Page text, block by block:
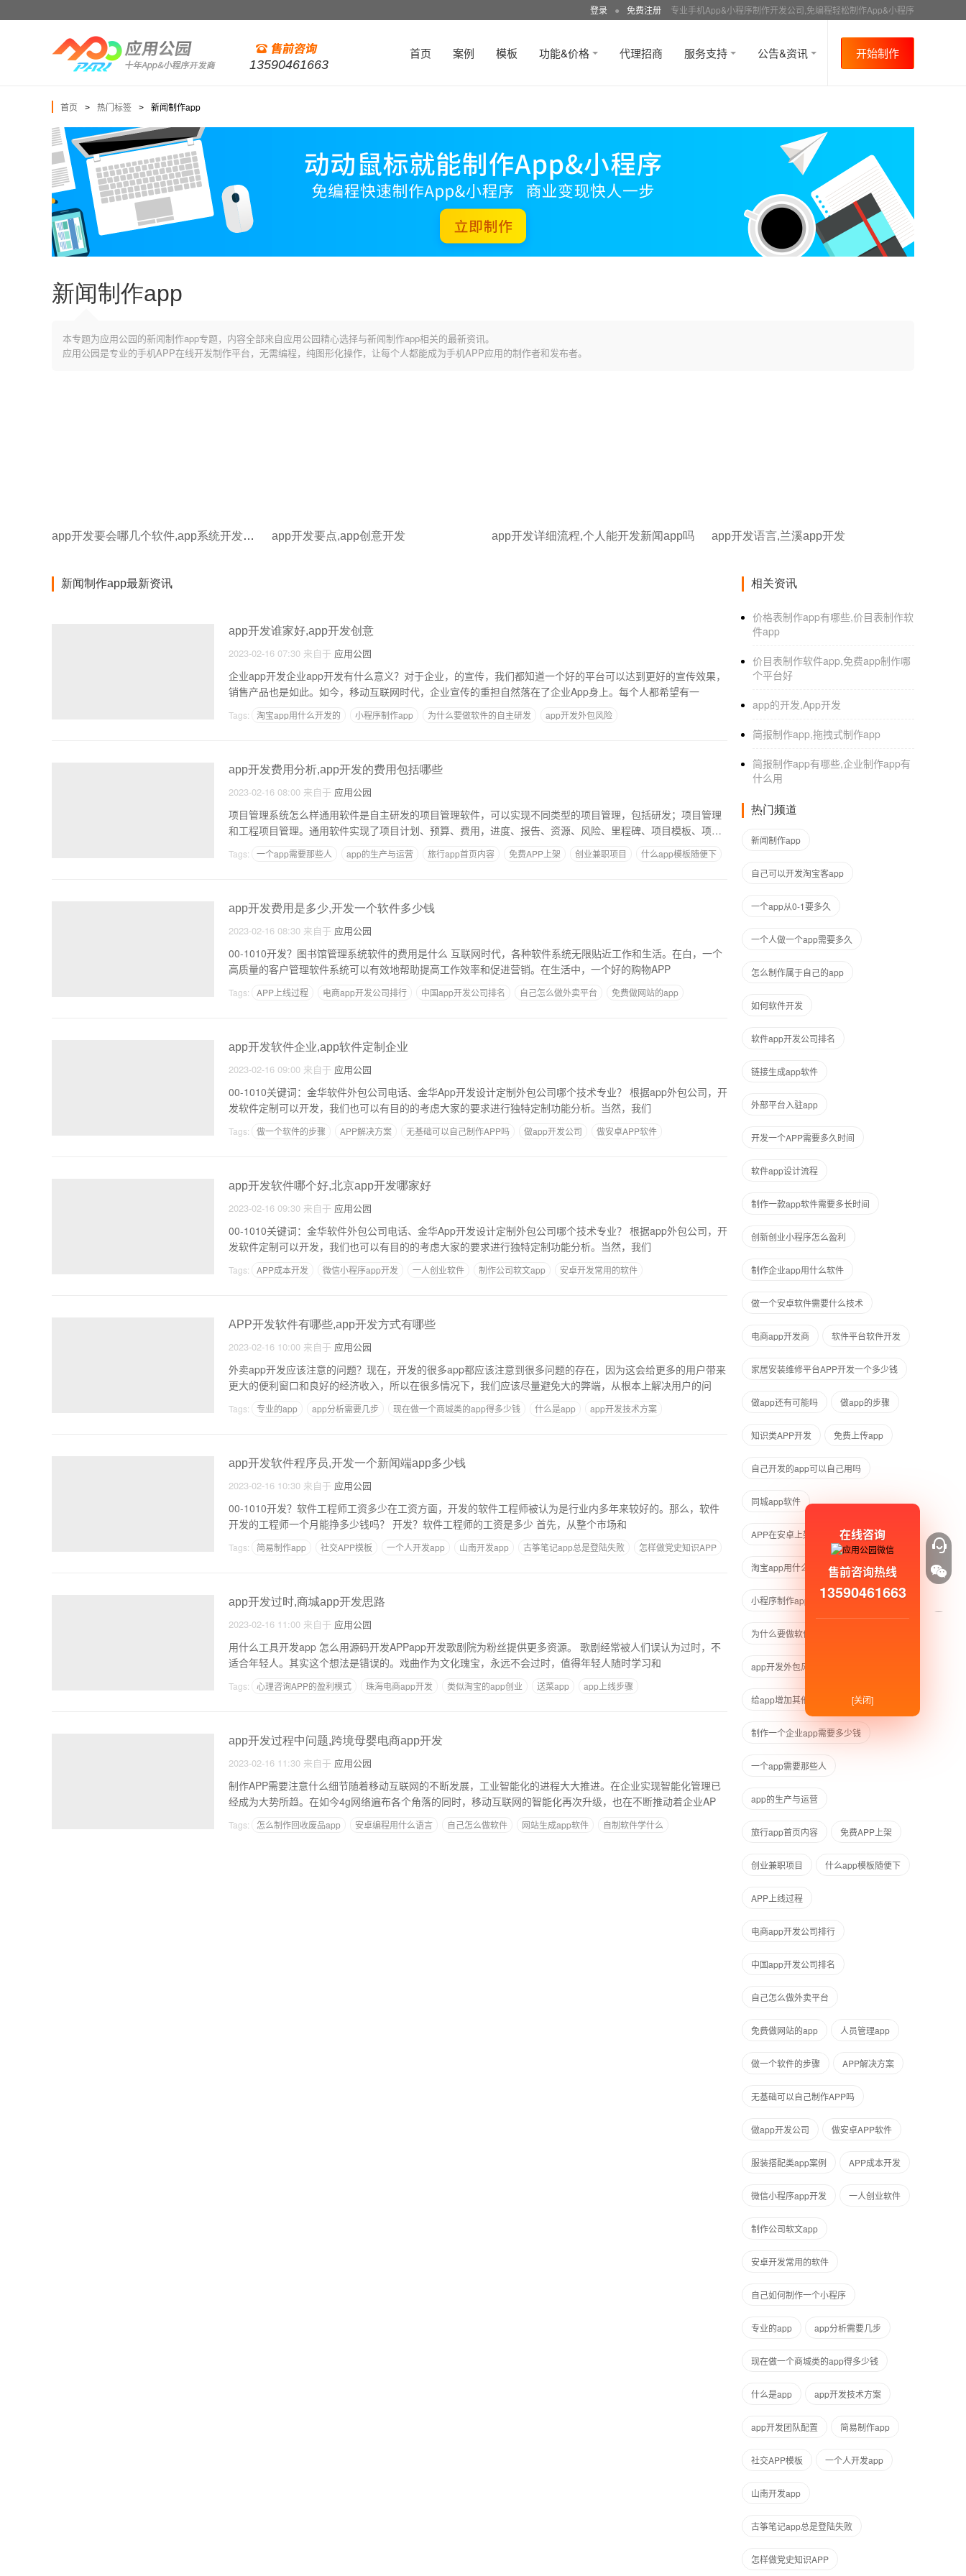
登录 ● 免费注册 专业手机App&小程序制作开发公司,免编程轻松制作App&小程序
13590461663
首页 案例 模板 功能&价格 代理招商 服务支持 公告&资讯 开始制作
首页 > 热门标签 > 新闻制作app
新闻制作app
本专题为应用公园的新闻制作app专题，内容全部来自应用公园精心选择与新闻制作app相关的最新资讯。
应用公园是专业的手机APP在线开发制作平台，无需编程，纯图形化操作，让每个人都能成为手机APP应用的制作者和发布者。
app开发要会哪几个软件,app系统开发新闻 app开发要点,app创意开发 app开发详细流程,个人能开发新闻app吗 app开发语言,兰溪app开发
新闻制作app最新资讯
app开发谁家好,app开发创意
2023-02-16 07:30 来自于 应用公园
企业app开发企业app开发有什么意义？对于企业，的宣传，我们都知道一个好的平台可以达到更好的宣传效果，
销售产品也是如此。如今，移动互联网时代，企业宣传的重担自然落在了企业App身上。每个人都希望有一
Tags: 淘宝app用什么开发的 小程序制作app 为什么要做软件的自主研发
app开发外包风险
app开发费用分析,app开发的费用包括哪些
2023-02-16 08:00 来自于 应用公园
项目管理系统怎么样通用软件是自主研发的项目管理软件，可以实现不同类型的项目管理，包括研发；项目管理
和工程项目管理。通用软件实现了项目计划、预算、费用，进度、报告、资源、风险、里程碑、项目模板、项目
Tags: 一个app需要那些人 app的生产与运营 旅行app首页内容 免费APP上架 创业兼职项目 什么app模板随便下
app开发费用是多少,开发一个软件多少钱
2023-02-16 08:30 来自于 应用公园
00-1010开发？图书馆管理系统软件的费用是什么 互联网时代，各种软件系统无限贴近工作和生活。在白，一个
高质量的客户管理软件系统可以有效地帮助提高工作效率和促进营销。在生活中，一个好的购物APP
Tags: APP上线过程 电商app开发公司排行 中国app开发公司排名 自己怎么做外卖平台
免费做网站的app
app开发软件企业,app软件定制企业
2023-02-16 09:00 来自于 应用公园
00-1010关键词：金华软件外包公司电话、金华App开发设计定制外包公司哪个技术专业？ 根据app外包公司，开
发软件定制可以开发，我们也可以有目的的考虑大家的要求进行独特定制功能分析。当然，我们
Tags: 做一个软件的步骤 APP解决方案 无基础可以自己制作APP吗 做app开发公司
做安卓APP软件
app开发软件哪个好,北京app开发哪家好
2023-02-16 09:30 来自于 应用公园
00-1010关键词：金华软件外包公司电话、金华App开发设计定制外包公司哪个技术专业？ 根据app外包公司，开
发软件定制可以开发，我们也可以有目的的考虑大家的要求进行独特定制功能分析。当然，我们
Tags: APP成本开发 微信小程序app开发 一人创业软件 制作公司软文app
安卓开发常用的软件
APP开发软件有哪些,app开发方式有哪些
2023-02-16 10:00 来自于 应用公园
外卖app开发应该注意的问题？现在，开发的很多app都应该注意到很多问题的存在，因为这会给更多的用户带来
更大的便利窗口和良好的经济收入，所以在很多情况下，我们应该尽量避免大的弊端，从根本上解决用户的问
Tags: 专业的app app分析需要几步 现在做一个商城类的app得多少钱 什么是app
app开发技术方案
app开发软件程序员,开发一个新闻端app多少钱
2023-02-16 10:30 来自于 应用公园
00-1010开发？软件工程师工资多少在工资方面，开发的软件工程师被认为是行业内多年来较好的。那么，软件
开发的工程师一个月能挣多少钱吗？ 开发？软件工程师的工资是多少 首先，从整个市场和
Tags: 简易制作app 社交APP模板 一个人开发app 山南开发app 古筝笔记app总是登陆失败 怎样做党史知识APP
app开发过时,商城app开发思路
2023-02-16 11:00 来自于 应用公园
用什么工具开发app 怎么用源码开发APPapp开发歌剧院为粉丝提供更多资源。 歌剧经常被人们误认为过时，不
适合年轻人。其实这个想法是错误的。戏曲作为文化瑰宝，永远不会过时，值得年轻人随时学习和
Tags: 心理咨询APP的盈利模式 珠海电商app开发 类似淘宝的app创业 送菜app
app上线步骤
app开发过程中问题,跨境母婴电商app开发
2023-02-16 11:30 来自于 应用公园
制作APP需要注意什么细节随着移动互联网的不断发展，工业智能化的进程大大推进。在企业实现智能化管理已
经成为大势所趋。在如今4g网络遍布各个角落的同时，移动互联网的智能化再次升级，也在不断推动着企业AP
Tags: 怎么制作回收废品app 安卓编程用什么语言 自己怎么做软件 网站生成app软件
自制软件学什么
相关资讯
价格表制作app有哪些,价目表制作软
件app
价目表制作软件app,免费app制作哪
个平台好
app的开发,App开发
简报制作app,拖拽式制作app
简报制作app有哪些,企业制作app有
什么用
热门频道
新闻制作app
自己可以开发淘宝客app
一个app从0-1要多久
一个人做一个app需要多久
怎么制作属于自己的app
如何软件开发
软件app开发公司排名
链接生成app软件
外部平台入驻app
开发一个APP需要多久时间
软件app设计流程
制作一款app软件需要多长时间
创新创业小程序怎么盈利
制作企业app用什么软件
做一个安卓软件需要什么技术
电商app开发商 软件平台软件开发
家居安装维修平台APP开发一个多少钱
做app还有可能吗 做app的步骤
知识类APP开发 免费上传app
自己开发的app可以自己用吗
同城app软件
APP在安卓上架的费用
淘宝app用什么开发的
小程序制作app
为什么要做软件的自主研发
app开发外包风险
给app增加其他功能要多久
制作一个企业app需要多少钱
一个app需要那些人
app的生产与运营
旅行app首页内容 免费APP上架
创业兼职项目 什么app模板随便下
APP上线过程
电商app开发公司排行
中国app开发公司排名
自己怎么做外卖平台
免费做网站的app 人员管理app
做一个软件的步骤 APP解决方案
无基础可以自己制作APP吗
做app开发公司 做安卓APP软件
服装搭配类app案例 APP成本开发
微信小程序app开发 一人创业软件
制作公司软文app
安卓开发常用的软件
自己如何制作一个小程序
专业的app app分析需要几步
现在做一个商城类的app得多少钱
什么是app app开发技术方案
app开发团队配置 简易制作app
社交APP模板 一个人开发app
山南开发app
古筝笔记app总是登陆失败
怎样做党史知识APP
在线咨询
售前咨询热线
13590461663
[关闭]